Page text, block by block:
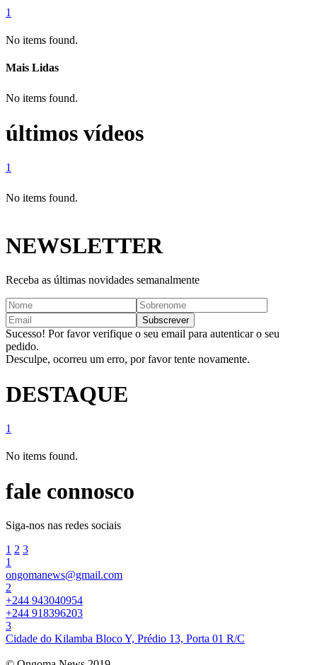
1
No items found.
Mais Lidas
No items found.
últimos vídeos
1
No items found.
NEWSLETTER
Receba as últimas novidades semanalmente
Sucesso! Por favor verifique o seu email para autenticar o seu
pedido.
Desculpe, ocorreu um erro, por favor tente novamente.
DESTAQUE
1
No items found.
fale connosco
Siga-nos nas redes sociais
1 2 3
1
ongomanews@gmail.com
2
+244 943040954
+244 918396203
3
Cidade do Kilamba Bloco Y, Prédio 13, Porta 01 R/C